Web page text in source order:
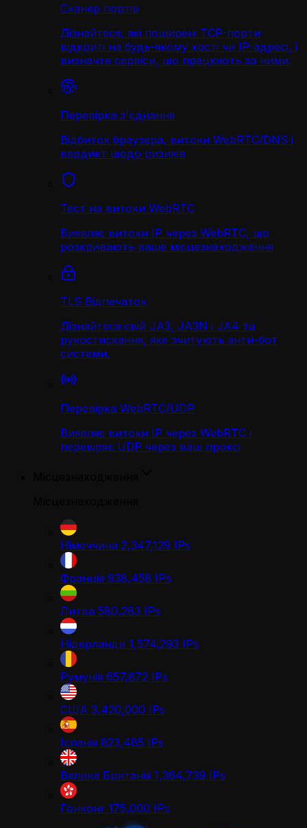
Сканер портів
Дізнайтеся, які поширені TCP-порти
відкриті на будь-якому хості чи IP-адресі, і
визначте сервіси, що працюють за ними.
Перевірка з'єднання
Відбиток браузера, витоки WebRTC/DNS і
вердикт щодо ризиків
Тест на витоки WebRTC
Виявляє витоки IP через WebRTC, що
розкривають ваше місцезнаходження
TLS Відпечаток
Дізнайтеся свій JA3, JA3N і JA4 та
рукостискання, яке зчитують анти-бот
системи.
Перевірка WebRTC/UDP
Виявляє витоки IP через WebRTC і
перевіряє UDP через ваш проксі
Німеччина 2,347,129 IPs
Франція 938,458 IPs
Литва 580,283 IPs
Нідерланди 1,574,293 IPs
Румунія 657,872 IPs
США 3,420,000 IPs
Іспанія 823,485 IPs
Велика Британія 1,364,739 IPs
Гонконг 175,000 IPs